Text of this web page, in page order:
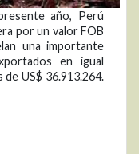
año, Perú
por un valor FOB
una importante
en igual
US$ 36.913.264.